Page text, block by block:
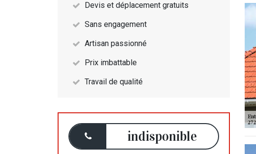
Devis et déplacement gratuits
Sans engagement
Artisan passionné
Prix imbattable
Travail de qualité
indisponible